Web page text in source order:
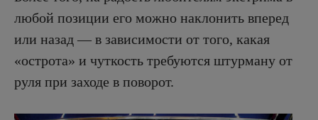
любой позиции его можно наклонить вперед
или назад — в зависимости от того, какая
«острота» и чуткость требуются штурману от
руля при заходе в поворот.